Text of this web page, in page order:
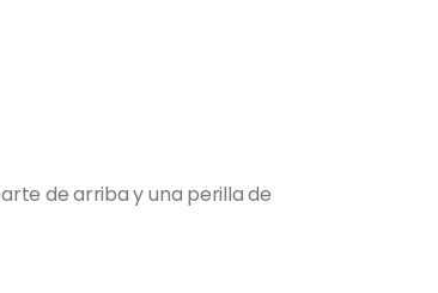
de arriba y una perilla de